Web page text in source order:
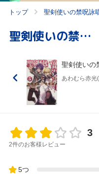
トップ 聖剣使いの禁呪詠
聖剣使いの禁呪詠唱(5)
聖剣使いの
あわむら赤光
3
2件のお客様レビュー
5つ